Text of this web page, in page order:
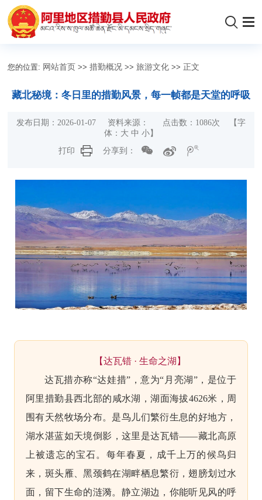
您的位置: 网站首页 >>措勤概况 >>旅游文化 >> 正文
藏北秘境：冬日里的措勤风景，每一帧都是天堂的呼吸
发布日期：2026-01-07 资料来源： 点击数： 1086次
【字
体： 大 中 小】
打印
分享到：
【达瓦错 · 生命之湖】
达瓦措亦称“达娃措”，意为“月亮湖”，是位于
阿里措勤县西北部的咸水湖，湖面海拔4626米，周
围有天然牧场分布。是鸟儿们繁衍生息的好地方，
湖水湛蓝如天境倒影，这里是达瓦错——藏北高原
上被遗忘的宝石。每年春夏，成千上万的候鸟归
来，斑头雁、黑颈鹤在湖畔栖息繁衍，翅膀划过水
面，留下生命的涟漪。静立湖边，你能听见风的呼